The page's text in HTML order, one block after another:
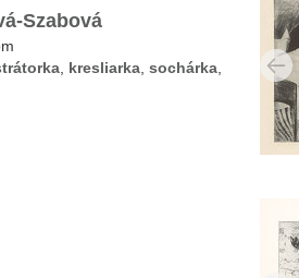
Szabová
, kresliarka, sochárka,